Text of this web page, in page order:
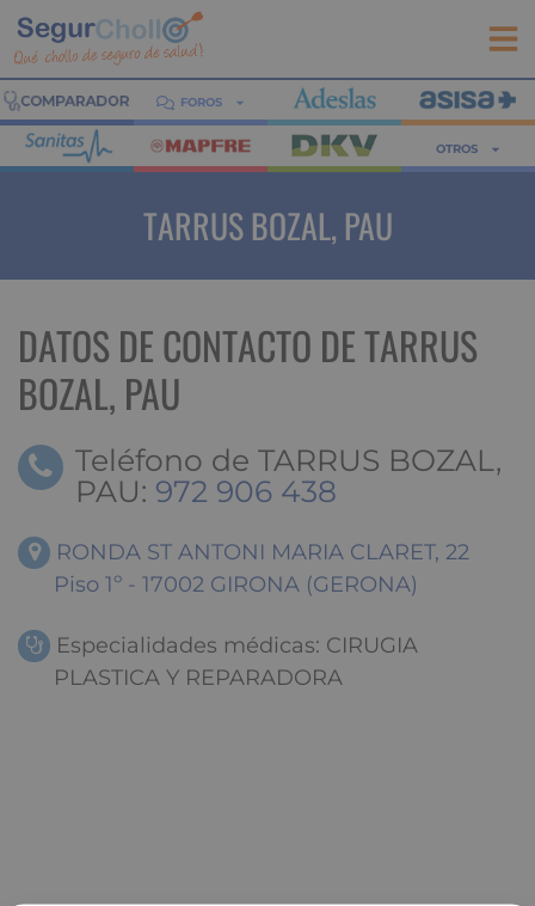
FOROS
OTROS
TARRUS BOZAL, PAU
DATOS DE CONTACTO DE TARRUS
BOZAL, PAU
Teléfono de TARRUS BOZAL,
PAU: 972 906 438
RONDA ST ANTONI MARIA CLARET, 22
Piso 1º - 17002 GIRONA (GERONA)
Especialidades médicas: CIRUGIA
PLASTICA Y REPARADORA